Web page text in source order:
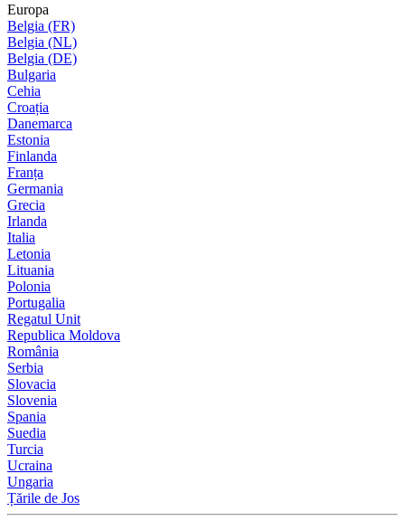
Europa
Belgia (FR)
Belgia (NL)
Belgia (DE)
Bulgaria
Cehia
Croația
Danemarca
Estonia
Finlanda
Franța
Germania
Grecia
Irlanda
Italia
Letonia
Lituania
Polonia
Portugalia
Regatul Unit
Republica Moldova
România
Serbia
Slovacia
Slovenia
Spania
Suedia
Turcia
Ucraina
Ungaria
Țările de Jos